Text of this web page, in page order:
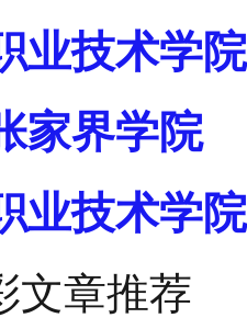
业技术学院
家界学院
业技术学院
文章推荐